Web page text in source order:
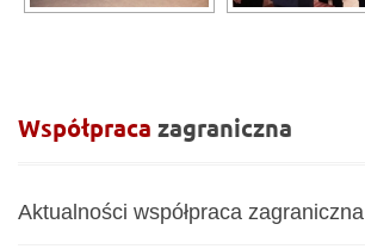
Współpraca zagraniczna
Aktualności współpraca zagraniczna